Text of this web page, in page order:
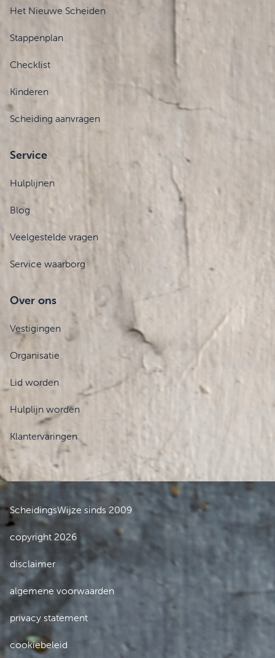
Het Nieuwe Scheiden
Stappenplan
Checklist
Kinderen
Scheiding aanvragen
Service
Hulplijnen
Blog
Veelgestelde vragen
Service waarborg
Over ons
Vestigingen
Organisatie
Lid worden
Hulplijn worden
Klantervaringen
ScheidingsWijze sinds 2009
copyright 2026
disclaimer
algemene voorwaarden
privacy statement
cookiebeleid